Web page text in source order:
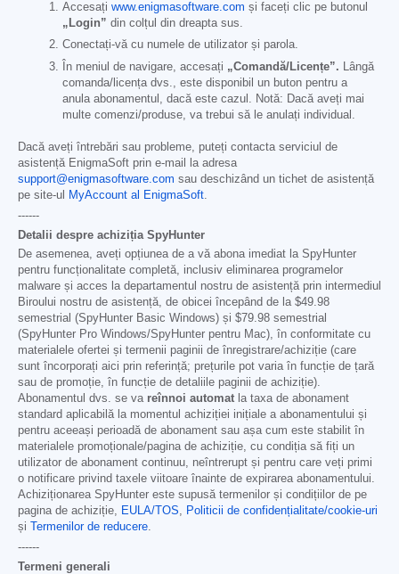
Accesați www.enigmasoftware.com și faceți clic pe butonul
„Login” din colțul din dreapta sus.
Conectați-vă cu numele de utilizator și parola.
În meniul de navigare, accesați „Comandă/Licențe”. Lângă
comanda/licența dvs., este disponibil un buton pentru a
anula abonamentul, dacă este cazul. Notă: Dacă aveți mai
multe comenzi/produse, va trebui să le anulați individual.
Dacă aveți întrebări sau probleme, puteți contacta serviciul de
asistență EnigmaSoft prin e-mail la adresa
support@enigmasoftware.com sau deschizând un tichet de asistență
pe site-ul
MyAccount al EnigmaSoft
------
Detalii despre achiziția SpyHunter
De asemenea, aveți opțiunea de a vă abona imediat la SpyHunter
pentru funcționalitate completă, inclusiv eliminarea programelor
malware și acces la departamentul nostru de asistență prin intermediul
Biroului nostru de asistență, de obicei începând de la $49.98
semestrial (SpyHunter Basic Windows) și $79.98 semestrial
(SpyHunter Pro Windows/SpyHunter pentru Mac), în conformitate cu
materialele ofertei și termenii paginii de înregistrare/achiziție (care
sunt încorporați aici prin referință; prețurile pot varia în funcție de țară
sau de promoție, în funcție de detaliile paginii de achiziție).
Abonamentul dvs. se va reînnoi automat la taxa de abonament
standard aplicabilă la momentul achiziției inițiale a abonamentului și
pentru aceeași perioadă de abonament sau așa cum este stabilit în
materialele promoționale/pagina de achiziție, cu condiția să fiți un
utilizator de abonament continuu, neîntrerupt și pentru care veți primi
o notificare privind taxele viitoare înainte de expirarea abonamentului.
Achiziționarea SpyHunter este supusă termenilor și condițiilor de pe
pagina de achiziție,
EULA/TOS
Politicii de confidențialitate/cookie-uri
și Termenilor de reducere
------
Termeni generali